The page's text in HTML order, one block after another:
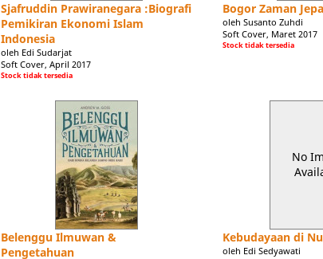
Sjafruddin Prawiranegara :Biografi
Pemikiran Ekonomi Islam
Indonesia
oleh Edi Sudarjat
Soft Cover, April 2017
Stock tidak tersedia
Bogor Zaman
oleh Susanto Zuhdi
Soft Cover, Maret 2017
Stock tidak tersedia
Belenggu Ilmuwan &
Pengetahuan
No
Kebudayaan di
oleh Edi Sedyawati